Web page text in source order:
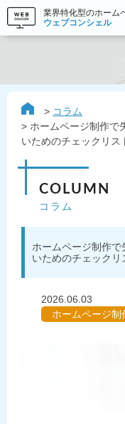
業界特化型のホーム
ウェブコンシェル
コラム
ホームページ制作で
いためのチェックリス
COLUMN
コラム
ホームページ制作
いためのチェックリ
2026.06.03
ホームページ制